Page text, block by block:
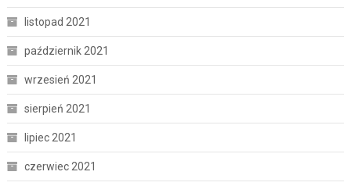
listopad 2021
październik 2021
wrzesień 2021
sierpień 2021
lipiec 2021
czerwiec 2021